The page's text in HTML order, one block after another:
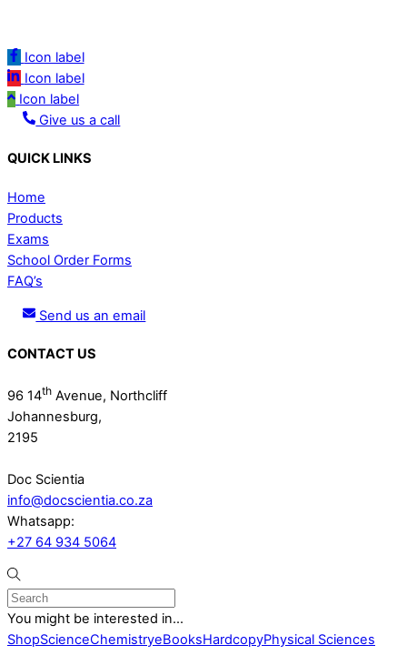
Icon label
Icon label
Icon label
Give us a call
QUICK LINKS
Home
Products
Exams
School Order Forms
FAQ’s
Send us an email
CONTACT US
96 14th Avenue, Northcliff
Johannesburg,
2195
Doc Scientia
info@docscientia.co.za
Whatsapp:
+27 64 934 5064
You might be interested in...
ShopScienceChemistryeBooksHardcopyPhysical Sciences